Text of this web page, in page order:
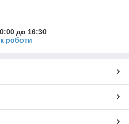
до 16:30
роботи